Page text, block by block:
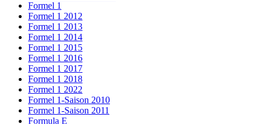
Formel 1
Formel 1 2012
Formel 1 2013
Formel 1 2014
Formel 1 2015
Formel 1 2016
Formel 1 2017
Formel 1 2018
Formel 1 2022
Formel 1-Saison 2010
Formel 1-Saison 2011
Formula E